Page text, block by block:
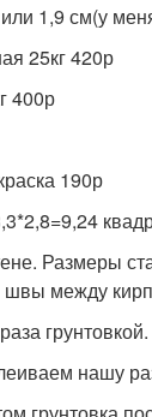
1,9 см(у
25кг 420р
400р
190р
Размеры
швы между
грунтовкой.
нашу